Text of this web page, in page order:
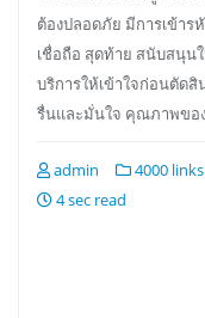
ต้องปลอดภัย มีการเข้าร
เชื่อถือ สุดท้าย สนับสนุน
บริการให้เข้าใจก่อนตัด
รื่นและมั่นใจ คุณภาพขอ
admin 4000
4 sec read